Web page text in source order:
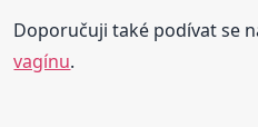
Doporučuji také podívat se
vagínu.